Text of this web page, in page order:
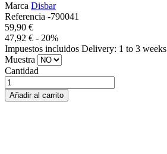
Marca Disbar
Referencia -790041
59,90 €
47,92 € - 20%
Impuestos incluidos Delivery: 1 to 3 weeks
Muestra
Cantidad
Añadir al carrito